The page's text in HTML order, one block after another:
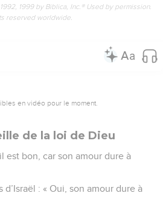
1999 by Biblica, Inc.® Used by permission.
reserved worldwide.
en vidéo pour le moment.
de la loi de Dieu
est bon, car son amour dure à
: « Oui, son amour dure à